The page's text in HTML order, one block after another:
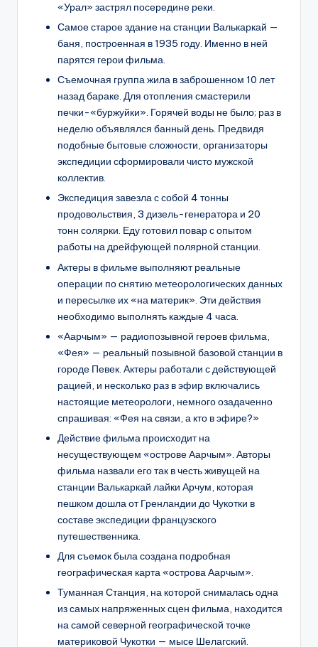
«Урал» застрял посередине реки.
Самое старое здание на станции Валькаркай —
баня, построенная в 1935 году. Именно в ней
парятся герои фильма.
Съемочная группа жила в заброшенном 10 лет
назад бараке. Для отопления смастерили
печки-«буржуйки». Горячей воды не было; раз в
неделю объявлялся банный день. Предвидя
подобные бытовые сложности, организаторы
экспедиции сформировали чисто мужской
коллектив.
Экспедиция завезла с собой 4 тонны
продовольствия, 3 дизель-генератора и 20
тонн солярки. Еду готовил повар с опытом
работы на дрейфующей полярной станции.
Актеры в фильме выполняют реальные
операции по снятию метеорологических данных
и пересылке их «на материк». Эти действия
необходимо выполнять каждые 4 часа.
«Аарчым» — радиопозывной героев фильма,
«Фея» — реальный позывной базовой станции в
городе Певек. Актеры работали с действующей
рацией, и несколько раз в эфир включались
настоящие метеорологи, немного озадаченно
спрашивая: «Фея на связи, а кто в эфире?»
Действие фильма происходит на
несуществующем «острове Аарчым». Авторы
фильма назвали его так в честь живущей на
станции Валькаркай лайки Арчум, которая
пешком дошла от Гренландии до Чукотки в
составе экспедиции французского
путешественника.
Для съемок была создана подробная
географическая карта «острова Аарчым».
Туманная Станция, на которой снималась одна
из самых напряженных сцен фильма, находится
на самой северной географической точке
материковой Чукотки — мысе Шелагский.